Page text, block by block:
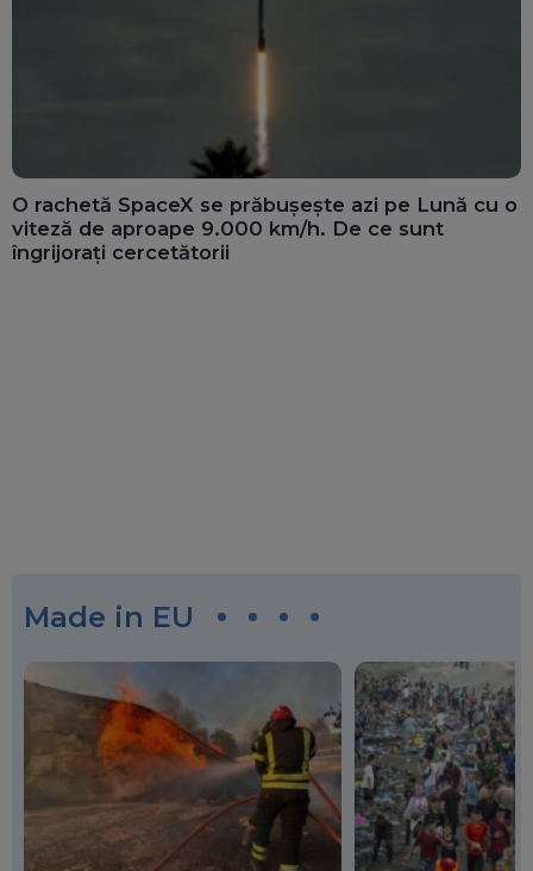
O rachetă SpaceX se prăbușește azi pe Lună cu o
viteză de aproape 9.000 km/h. De ce sunt
îngrijorați cercetătorii
Made in EU